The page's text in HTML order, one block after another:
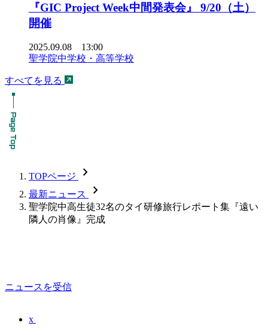
『GIC Project Week中間発表会』 9/20（土）
開催
2025.09.08 13:00
聖学院中学校・高等学校
すべてを見る
TOPページ chevron_forward
最新ニュース chevron_forward
聖学院中高生徒32名のタイ研修旅行レポート集『遠い
隣人の肖像』完成
ニュースを受信
x